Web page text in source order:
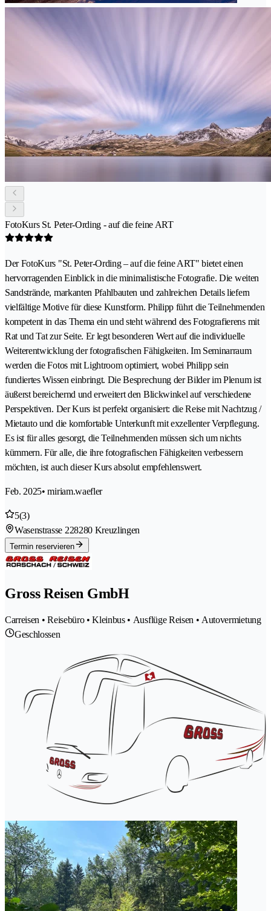
FotoKurs St. Peter-Ording - auf die feine ART
Der FotoKurs "St. Peter-Ording – auf die feine ART" bietet einen
hervorragenden Einblick in die minimalistische Fotografie. Die weiten
Sandstrände, markanten Pfahlbauten und zahlreichen Details liefern
vielfältige Motive für diese Kunstform. Philipp führt die Teilnehmenden
kompetent in das Thema ein und steht während des Fotografierens mit
Rat und Tat zur Seite. Er legt besonderen Wert auf die individuelle
Weiterentwicklung der fotografischen Fähigkeiten. Im Seminarraum
werden die Fotos mit Lightroom optimiert, wobei Philipp sein
fundiertes Wissen einbringt. Die Besprechung der Bilder im Plenum ist
äußerst bereichernd und erweitert den Blickwinkel auf verschiedene
Perspektiven. Der Kurs ist perfekt organisiert: die Reise mit Nachtzug /
Mietauto und die komfortable Unterkunft mit exzellenter Verpflegung.
Es ist für alles gesorgt, die Teilnehmenden müssen sich um nichts
kümmern. Für alle, die ihre fotografischen Fähigkeiten verbessern
möchten, ist auch dieser Kurs absolut empfehlenswert.
Feb. 2025• miriam.waefler
5(3)
Wasenstrasse 228280 Kreuzlingen
Termin reservieren
Gross Reisen GmbH
Carreisen • Reisebüro • Kleinbus • Ausflüge Reisen • Autovermietung
Geschlossen